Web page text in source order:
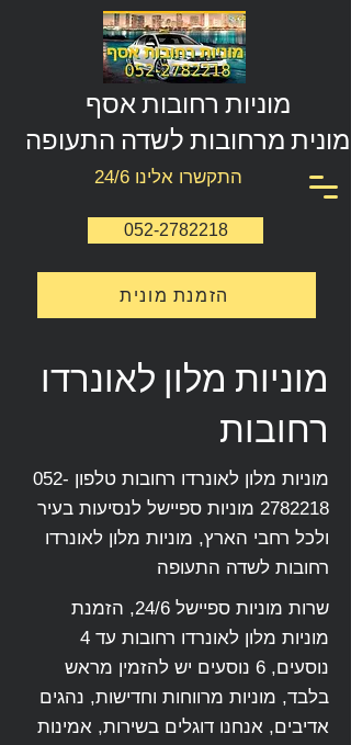
מוניות רחובות אסף
מונית מרחובות לשדה התעופה
התקשרו אלינו 24/6
052-2782218
הזמנת מונית
מוניות מלון לאונרדו
רחובות
מוניות מלון לאונרדו רחובות טלפון 052-
2782218 מוניות ספיישל לנסיעות בעיר
ולכל רחבי הארץ, מוניות מלון לאונרדו
רחובות לשדה התעופה
שרות מוניות ספיישל 24/6, הזמנת
מוניות מלון לאונרדו רחובות עד 4
נוסעים, 6 נוסעים יש להזמין מראש
בלבד, מוניות מרווחות וחדישות, נהגים
אדיבים, אנחנו דוגלים בשירות, אמינות